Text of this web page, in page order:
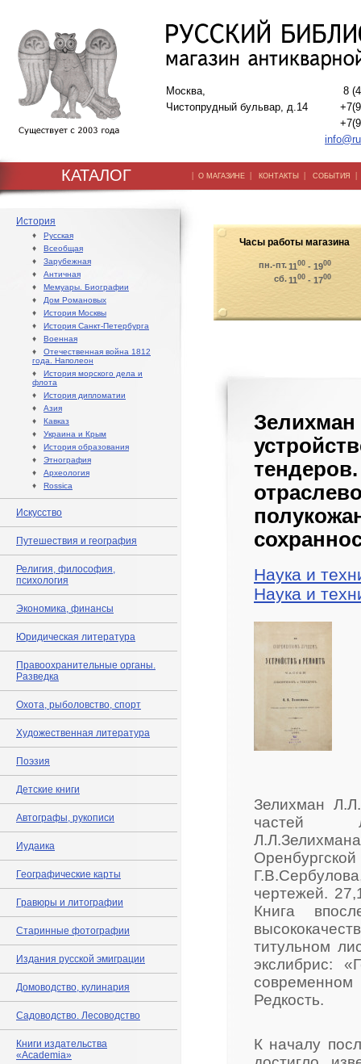
Москва,
Чистопрудный бульвар, д.14
8
КАТАЛОГ | О МАГАЗИНЕ | КОНТАКТЫ | СОБЫТИЯ
История
♦ Русская
♦ Всеобщая
♦ Зарубежная
♦ Античная
♦ Мемуары. Биографии
♦ Дом Романовых
♦ История Москвы
♦ История Санкт-Петербурга
♦ Военная
♦ Отечественная война 1812
года. Наполеон
♦ История морского дела и
флота
♦ История дипломатии
♦ Азия
♦ Кавказ
♦ Украина и Крым
♦ История образования
♦ Этнография
♦ Археология
♦ Rossica
Искусство
Путешествия и география
Религия, философия,
психология
Экономика, финансы
Юридическая литература
Правоохранительные органы.
Разведка
Охота, рыболовство, спорт
Художественная литература
Поэзия
Детские книги
Автографы, рукописи
Иудаика
Географические карты
Гравюры и литографии
Старинные фотографии
Издания русской эмиграции
Домоводство, кулинария
Садоводство. Лесоводство
Книги издательства
«Academia»
Часы работы магазина
пн.-пт.1100 - 1900
сб.1100 - 1700
Наука и
Наука и
Зелихман
частей
чертежей.
Книга
титульном
экслибрис:
современном
Редкость.
К началу